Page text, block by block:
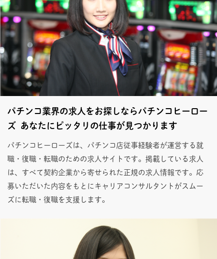
パチンコ業界の求人をお探しならパチンコヒーロー
ズ あなたにピッタリの仕事が見つかります
パチンコヒーローズは、パチンコ店従事経験者が運営する就
職・復職・転職のための求人サイトです。掲載している求人
は、すべて契約企業から寄せられた正規の求人情報です。応
募いただいた内容をもとにキャリアコンサルタントがスムー
ズに転職・復職を支援します。